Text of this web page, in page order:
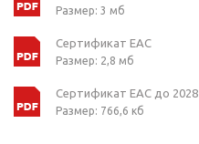
Размер: 3 мб
Сертификат ЕАС
Размер: 2,8 мб
Сертификат ЕАС до 2028
Размер: 766,6 кб